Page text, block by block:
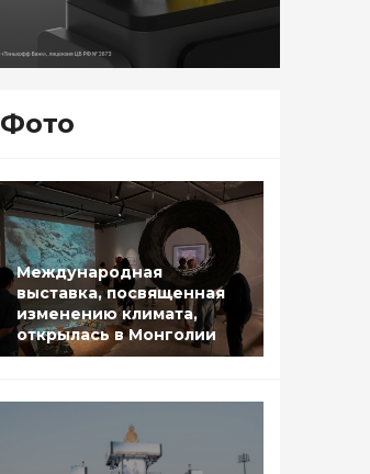
Фото
Международная
выставка, посвященная
изменению климата,
открылась в Монголии